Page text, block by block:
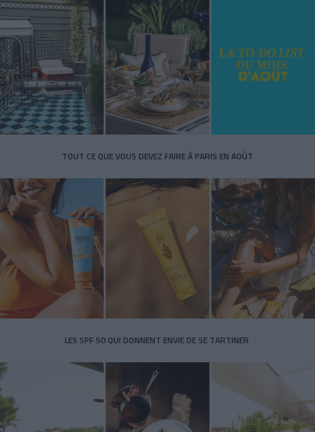
TOUT CE QUE VOUS DEVEZ FAIRE À PARIS EN AOÛT
LES SPF 50 QUI DONNENT ENVIE DE SE TARTINER